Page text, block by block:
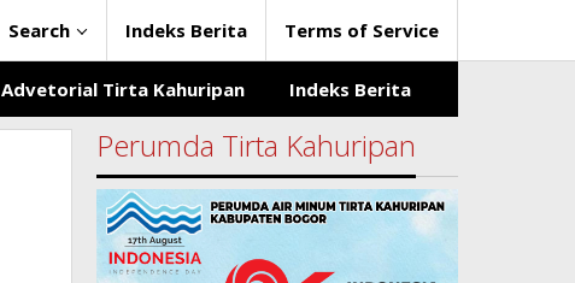
Search Indeks Berita Terms of Service
Advetorial Tirta Kahuripan Indeks Berita
Perumda Tirta Kahuripan